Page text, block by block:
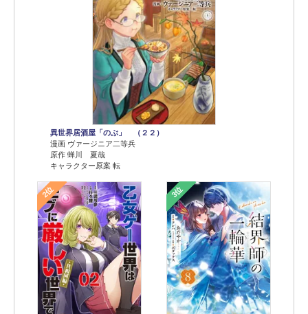
異世界居酒屋「のぶ」 （２２）
漫画 ヴァージニア二等兵
原作 蝉川 夏哉
キャラクター原案 転
2位 3位